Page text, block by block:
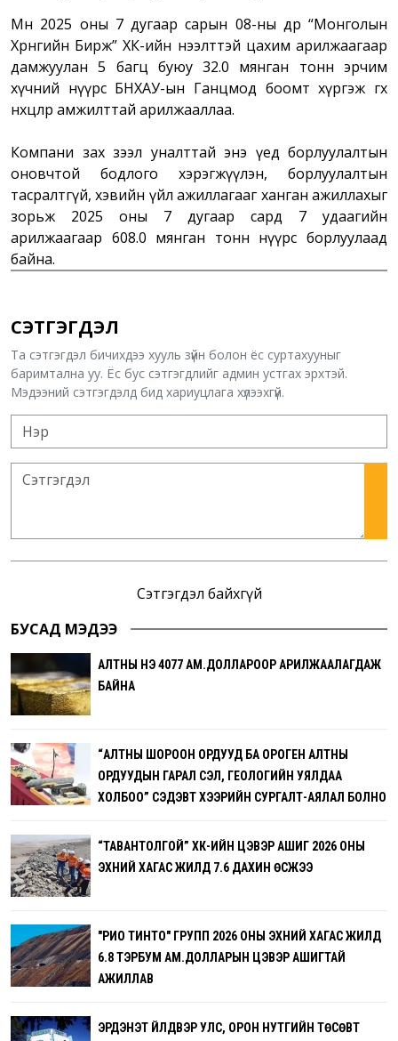
Мөн 2025 оны 7 дугаар сарын 08-ны өдөр “Монголын
Хөрөнгийн Бирж” ХК-ийн нээлттэй цахим арилжаагаар
дамжуулан 5 багц буюу 32.0 мянган тонн эрчим
хүчний нүүрс БНХАУ-ын Ганцмод боомт хүргэж өгөх
нөхцөлөөр амжилттай арилжааллаа.
Компани зах зээл уналттай энэ үед борлуулалтын
оновчтой бодлого хэрэгжүүлэн, борлуулалтын
тасралтгүй, хэвийн үйл ажиллагааг ханган ажиллахыг
зорьж 2025 оны 7 дугаар сард 7 удаагийн
арилжаагаар 608.0 мянган тонн нүүрс борлуулаад
байна.
СЭТГЭГДЭЛ
Та сэтгэгдэл бичихдээ хууль зүйн болон ёс суртахууныг
баримтална уу. Ёс бус сэтгэгдлийг админ устгах эрхтэй.
Мэдээний сэтгэгдэлд бид хариуцлага хүлээхгүй.
Сэтгэгдэл байхгүй
БУСАД МЭДЭЭ
АЛТНЫ ҮНЭ 4077 АМ.ДОЛЛАРООР АРИЛЖААЛАГДАЖ
БАЙНА
“АЛТНЫ ШОРООН ОРДУУД БА ОРОГЕН АЛТНЫ
ОРДУУДЫН ГАРАЛ ҮҮСЭЛ, ГЕОЛОГИЙН УЯЛДАА
ХОЛБОО” СЭДЭВТ ХЭЭРИЙН СУРГАЛТ-АЯЛАЛ БОЛНО
“ТАВАНТОЛГОЙ” ХК-ИЙН ЦЭВЭР АШИГ 2026 ОНЫ
ЭХНИЙ ХАГАС ЖИЛД 7.6 ДАХИН ӨСЖЭЭ
"РИО ТИНТО" ГРУПП 2026 ОНЫ ЭХНИЙ ХАГАС ЖИЛД
6.8 ТЭРБУМ АМ.ДОЛЛАРЫН ЦЭВЭР АШИГТАЙ
АЖИЛЛАВ
ЭРДЭНЭТ ҮЙЛДВЭР УЛС, ОРОН НУТГИЙН ТӨСӨВТ